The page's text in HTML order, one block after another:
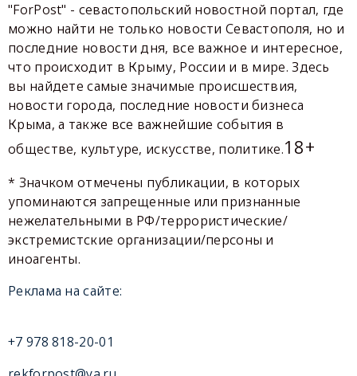
"ForPost" - севастопольский новостной портал, где
можно найти не только новости Севастополя, но и
последние новости дня, все важное и интересное,
что происходит в Крыму, России и в мире. Здесь
вы найдете самые значимые происшествия,
новости города, последние новости бизнеса
Крыма, а также все важнейшие события в
обществе, культуре, искусстве, политике.18+
* Значком отмечены публикации, в которых
упоминаются запрещенные или признанные
нежелательными в РФ/террористические/
экстремистские организации/персоны и
иноагенты.
Реклама на сайте:
+7 978 818-20-01